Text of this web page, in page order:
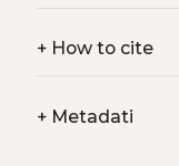
+How to cite
+Metadati